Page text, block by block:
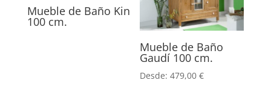
Mueble de Baño Kin
100 cm.
Mueble de Baño
Gaudí 100 cm.
Desde:479,00€